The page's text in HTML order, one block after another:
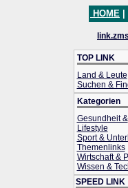
HOME
TOP LINK
Land & Leute
Suchen &
Kategorien
Gesundheit &
Lifestyle
Sport &
Themenlinks
Wirtschaft &
Wissen &
SPEED LINK